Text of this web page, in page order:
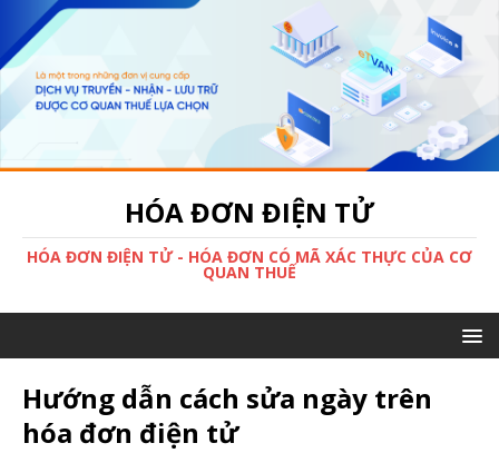
HÓA ĐƠN ĐIỆN TỬ
HÓA ĐƠN ĐIỆN TỬ - HÓA ĐƠN CÓ MÃ XÁC THỰC CỦA CƠ
QUAN THUẾ
Hướng dẫn cách sửa ngày trên
hóa đơn điện tử